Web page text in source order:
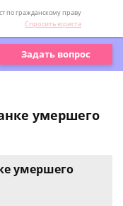
по гражданскому праву
Спросить юриста
Задать вопрос
умершего
умершего